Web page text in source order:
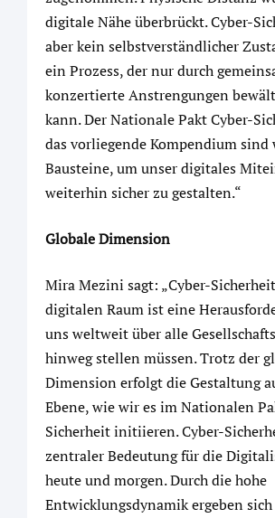
digitale Nähe überbrückt. Cyber-
aber kein selbstverständlicher
ein Prozess, der nur durch
konzertierte Anstrengungen
kann. Der Nationale Pakt Cyber-
das vorliegende Kompendium sind
Bausteine, um unser digitales
weiterhin sicher zu gestalten.“
Globale Dimension
Mira Mezini sagt: „Cyber-
digitalen Raum ist eine
uns weltweit über alle
hinweg stellen müssen. Trotz der
Dimension erfolgt die Gestaltung
Ebene, wie wir es im Nationalen
Sicherheit initiieren. Cyber-
zentraler Bedeutung für die
heute und morgen. Durch die hohe
Entwicklungsdynamik ergeben